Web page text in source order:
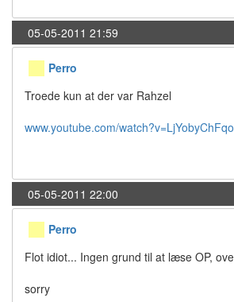
05-05-2011 21:59
Perro
Troede kun at der var Rahzel
www.youtube.com/watch?v=LjYobyChFqo
05-05-2011 22:00
Perro
Flot idiot... Ingen grund til at læse OP,
sorry